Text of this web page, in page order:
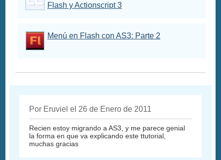
Flash y Actionscript 3
Menú en Flash con AS3: Parte 2
Por Eruviel el 26 de Enero de 2011
Recien estoy migrando a AS3, y me parece genial
la forma en que va explicando este ttutorial,
muchas gracias